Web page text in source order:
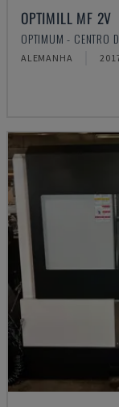
OPTIMILL MF 2V
OPTIMUM - CENTRO
ALEMANHA